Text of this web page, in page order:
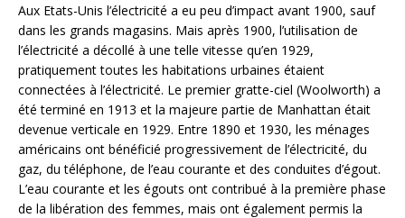
Aux Etats-Unis l’électricité a eu peu d’impact avant 1900, sauf
dans les grands magasins. Mais après 1900, l’utilisation de
l’électricité a décollé à une telle vitesse qu’en 1929,
pratiquement toutes les habitations urbaines étaient
connectées à l’électricité. Le premier gratte-ciel (Woolworth) a
été terminé en 1913 et la majeure partie de Manhattan était
devenue verticale en 1929. Entre 1890 et 1930, les ménages
américains ont bénéficié progressivement de l’électricité, du
gaz, du téléphone, de l’eau courante et des conduites d’égout.
L’eau courante et les égouts ont contribué à la première phase
de la libération des femmes, mais ont également permis la